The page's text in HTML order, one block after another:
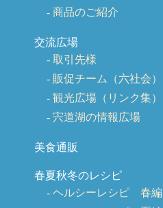
商品のご紹介
交流広場
取引先様
販促チーム（六社会）
観光広場（リンク集）
宍道湖の情報広場
美食通販
春夏秋冬のレシピ
ヘルシーレシピ 春編